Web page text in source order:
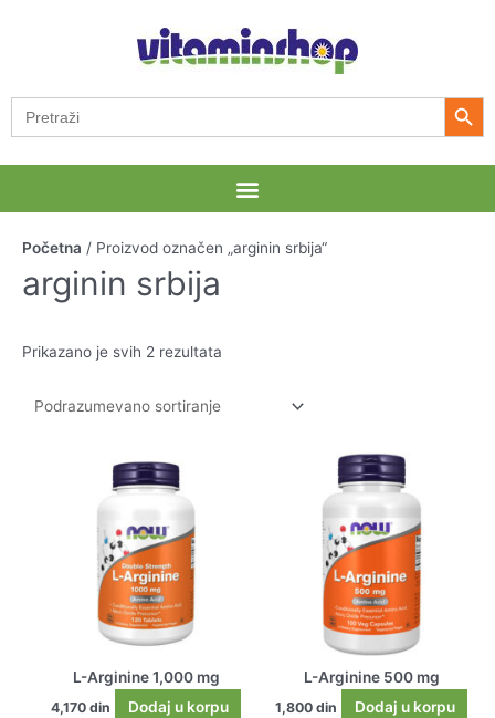
Search
for:
Search Button
Menu
Početna / Proizvod označen „arginin srbija“
arginin srbija
Prikazano je svih 2 rezultata
L-Arginine 1,000 mg
4,170din Dodaj u korpu
L-Arginine 500 mg
1,800din Dodaj u korpu